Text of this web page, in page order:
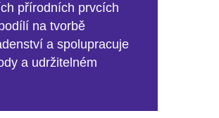
přírodních prvcích
na tvorbě
a spolupracuje
a udržitelném